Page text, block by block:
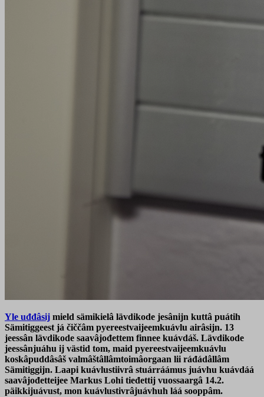
Yle uđđâsij mield sämikielâ lävdikode jesânijn kuttâ puátih
Sämitiggeest já čiččâm pyereestvaijeemkuávlu airâsijn. 13
jeessân lävdikode saavâjođettem finnee kuávdáš. Lävdikode
jeessânjuáhu ij västid tom, maid pyereestvaijeemkuávlu
koskâpuddâsâš valmâštâllâmtoimâorgaan lii ráđádâllâm
Sämitiggijn. Laapi kuávlustiivrâ stuárráámus juávhu kuávdáá
saavâjođetteijee Markus Lohi tieđettij vuossaargâ 14.2.
päikkijuávust, mon kuávlustivrâjuávhuh láá sooppâm.